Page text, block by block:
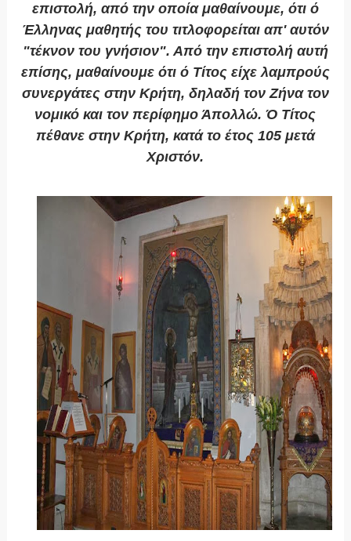
επιστολή, από την οποία μαθαίνουμε, ότι ό
Έλληνας μαθητής του τιτλοφορείται απ' αυτόν
"τέκνον του γνήσιον". Από την επιστολή αυτή
επίσης, μαθαίνουμε ότι ό Τίτος είχε λαμπρούς
συνεργάτες στην Κρήτη, δηλαδή τον Ζήνα τον
νομικό και τον περίφημο Άπολλώ. Ό Τίτος
πέθανε στην Κρήτη, κατά το έτος 105 μετά
Χριστόν.